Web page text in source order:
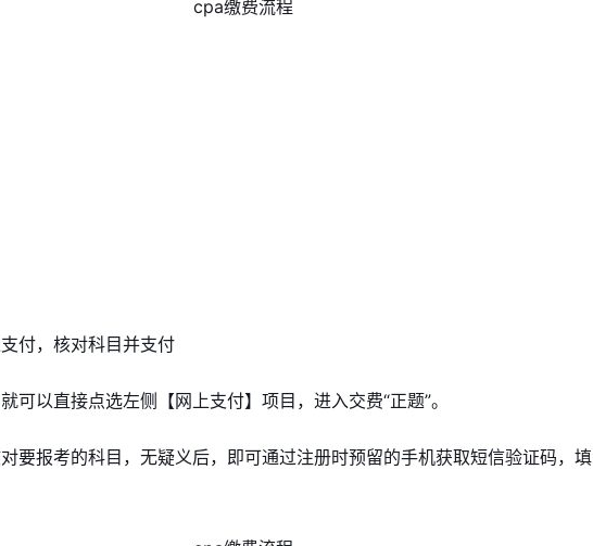
付，核对科目并支付
可以直接点选左侧【网上支付】项目，进入交费“正题”。
要报考的科目，无疑义后，即可通过注册时预留的手机获取短信验证码，填